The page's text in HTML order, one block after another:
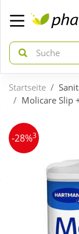
zurück
ÜBERSICHT
Aktuelle
Gratis dazu
zurück
ÜBERSICHT
Arzneimittel
Bio & Genuss
Startseite
Molicare Slip
-28%3